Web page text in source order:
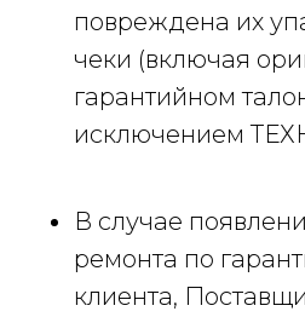
повреждена их
чеки (включая
гарантийном
исключением
В случае
ремонта по
клиента,